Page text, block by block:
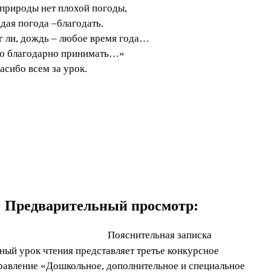
нет плохой погоды,
погода –благодать.
ли, дождь – любое время года…
благодарно принимать…»
всем за урок.
Предварительный просмотр:
Пояснительная записка
урок чтения представляет третье конкурсное
«Дошкольное, дополнительное и специальное